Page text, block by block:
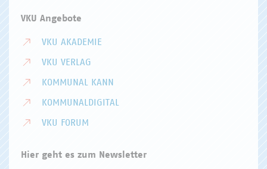
VKU Angebote
VKU AKADEMIE
VKU VERLAG
KOMMUNAL KANN
KOMMUNALDIGITAL
VKU FORUM
Hier geht es zum Newsletter